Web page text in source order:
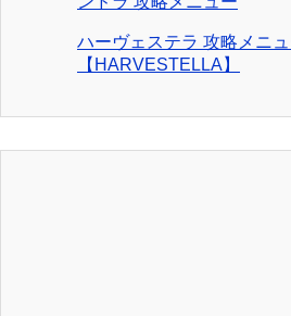
ハーヴェステラ 攻略メニ
【HARVESTELLA】